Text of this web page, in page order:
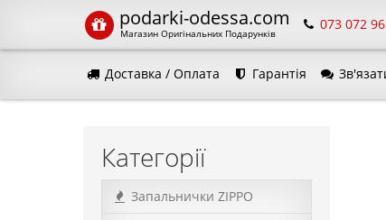
podarki-odessa.com
Магазин Оригінальних Подарунків
073 072
Доставка / Оплата Гарантія
Категорії
Запальнички ZIPPO